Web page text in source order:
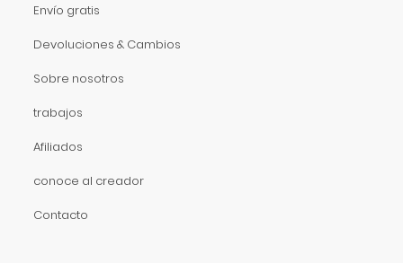
Envío gratis
Devoluciones & Cambios
Sobre nosotros
trabajos
Afiliados
conoce al creador
Contacto